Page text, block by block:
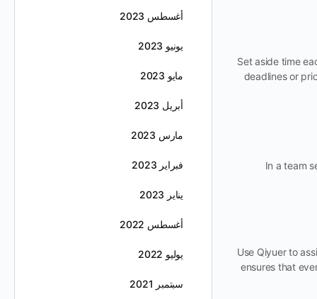
Set aside time
deadlines or
In a team
Use Qiyuer to
ensures that
أغسطس 2023
يونيو 2023
مايو 2023
أبريل 2023
مارس 2023
فبراير 2023
يناير 2023
أغسطس 2022
يوليو 2022
سبتمبر 2021